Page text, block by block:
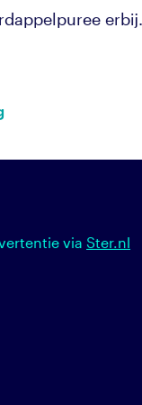
erbij.
via Ster.nl